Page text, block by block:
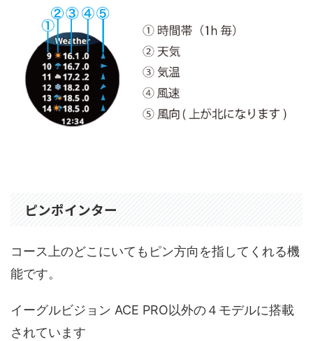
ピンポインター
コース上のどこにいてもピン方向を指してくれる機
能です。
イーグルビジョン ACE PRO以外の４モデルに搭載
されています